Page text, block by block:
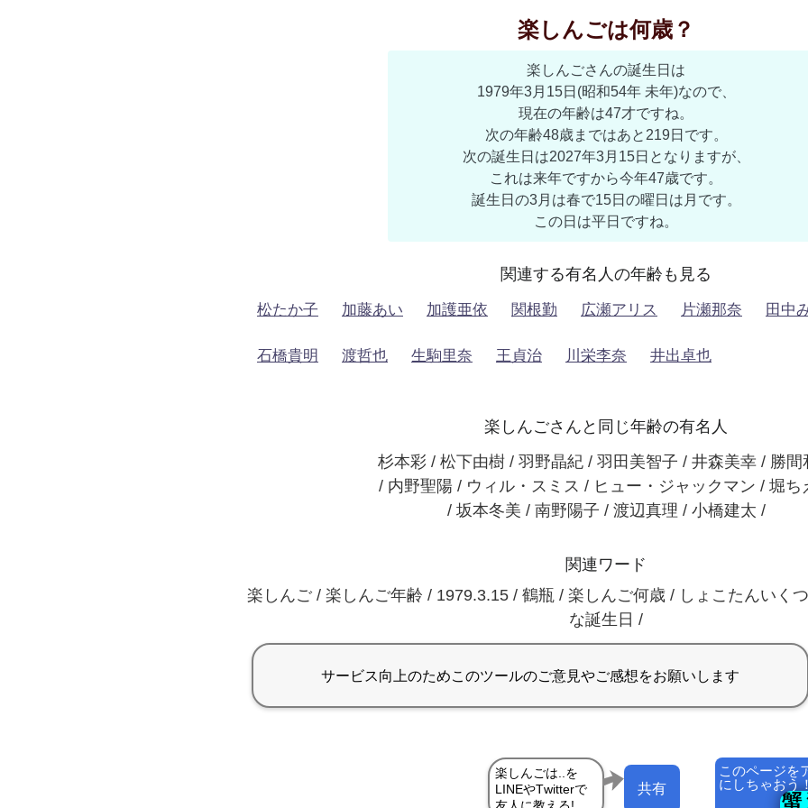
楽しんごは何歳？
楽しんごさんの誕生日は
1979年3月15日(昭和54年 未年)なので、
現在の年齢は47才ですね。
次の年齢48歳まではあと219日です。
次の誕生日は2027年3月15日となりますが、
これは来年ですから今年47歳です。
誕生日の3月は春で15日の曜日は月です。
この日は平日ですね。
関連する有名人の年齢も見る
松たか子 加藤あい 加護亜依 関根勤 広瀬アリス 片瀬那奈 田中
石橋貴明 渡哲也 生駒里奈 王貞治 川栄李奈 井出卓也
楽しんごさんと同じ年齢の有名人
杉本彩 / 松下由樹 / 羽野晶紀 / 羽田美智子 / 井森美幸 / 勝間
/ 内野聖陽 / ウィル・スミス / ヒュー・ジャックマン / 堀ち
/ 坂本冬美 / 南野陽子 / 渡辺真理 / 小橋建太 /
関連ワード
楽しんご / 楽しんご年齢 / 1979.3.15 / 鶴瓶 / 楽しんご何歳 / しょこたんいく
な誕生日 /
このページを
にしちゃおう
共有